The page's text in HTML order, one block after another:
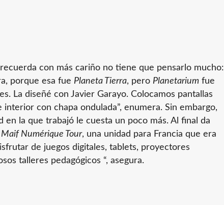
con más cariño no tiene que pensarlo mucho:
porque esa fue Planeta Tierra, pero Planetarium fue
La diseñé con Javier Garayo. Colocamos pantallas
con chapa ondulada”, enumera. Sin embargo,
la que trabajó le cuesta un poco más. Al final da
Maif Numérique Tour, una unidad para Francia que era
de juegos digitales, tablets, proyectores
talleres pedagógicos “, asegura.